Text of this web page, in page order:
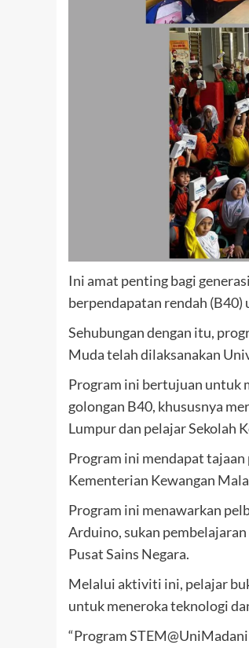
Ini amat penting bagi
berpendapatan rendah (B40)
Sehubungan dengan itu,
Muda telah dilaksanakan
Program ini bertujuan untuk
golongan B40, khususnya
Lumpur dan pelajar Sekolah
Program ini mendapat
Kementerian Kewangan
Program ini menawarkan
Arduino, sukan
Pusat Sains Negara.
Melalui aktiviti ini, pelajar
untuk meneroka teknologi
“Program